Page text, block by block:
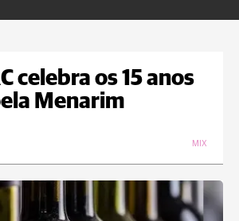
celebra os 15 anos
Menarim
MIX